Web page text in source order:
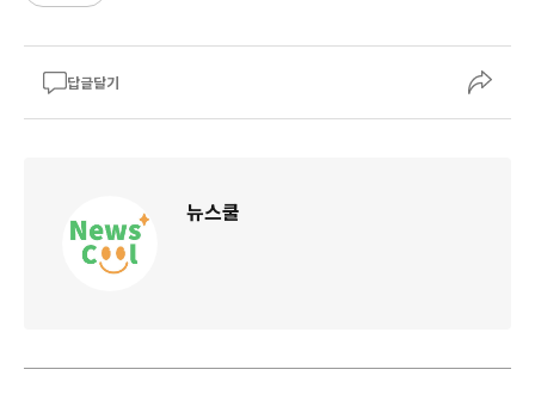
답글달기
뉴스쿨